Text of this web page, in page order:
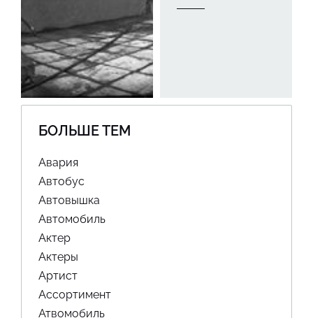
БОЛЬШЕ ТЕМ
Авария
Автобус
Автовышка
Автомобиль
Актер
Актеры
Артист
Ассортимент
Атвомобиль